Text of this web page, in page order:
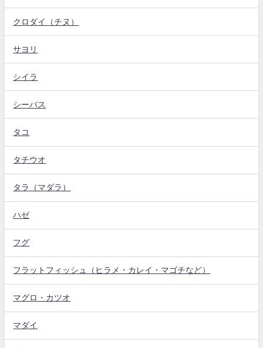
クロダイ（チヌ）
サヨリ
シイラ
シーバス
タコ
タチウオ
タラ（マダラ）
ハゼ
フグ
フラットフィッシュ（ヒラメ・カレイ・マゴチなど）
マグロ・カツオ
マダイ